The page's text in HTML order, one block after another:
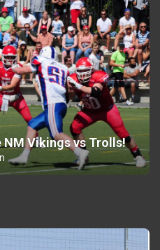
Vikings vs Trolls!